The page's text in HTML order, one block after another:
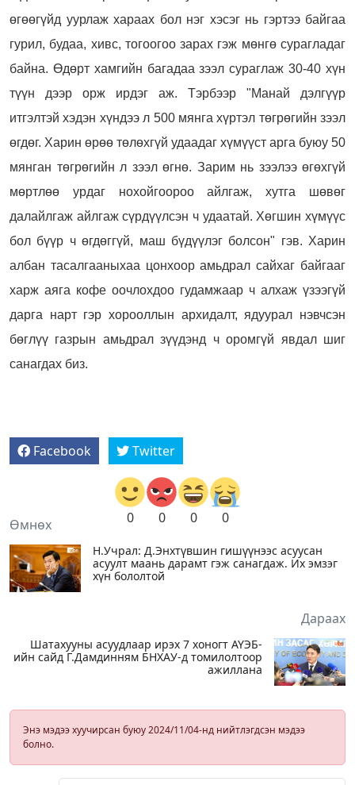
өгөөгүйд уурлаж хараах бол нэг хэсэг нь гэртээ байгаа
гурил, будаа, хивс, тогоогоо зарах гэж мөнгө сурагладаг
байна. Өдөрт хамгийн багадаа зээл сураглаж 30-40 хүн
түүн дээр орж ирдэг аж. Тэрбээр "Манай дэлгүүр
итгэлтэй хэдэн хүндээ л 500 мянга хүртэл төгрөгийн зээл
өгдөг. Харин өрөө төлөхгүй удаадаг хүмүүст арга буюу 50
мянган төгрөгийн л зээл өгнө. Зарим нь зээлээ өгөхгүй
мөртлөө урдаг нохойгоороо айлгаж, хутга шөвөг
далайлгаж айлгаж сүрдүүлсэн ч удаатай. Хөгшин хүмүүс
бол бүүр ч өгдөггүй, маш бүдүүлэг болсон" гэв. Харин
албан тасалгааныхаа цонхоор амьдрал сайхаг байгааг
харж аяга кофе оочлохдоо гудамжаар ч алхаж үзээгүй
дарга нарт гэр хорооллын архидалт, ядуурал нэвчсэн
бөглүү газрын амьдрал зүүдэнд ч оромгүй явдал шиг
санагдах биз.
Facebook Twitter
0 0 0 0
Өмнөх
Н.Учрал: Д.Энхтүвшин гишүүнээс асуусан
асуулт маань дарамт гэж санагдаж. Их эмзэг
хүн бололтой
Дараах
Шатахууны асуудлаар ирэх 7 хоногт АҮЭБ-
ийн сайд Г.Дамдинням БНХАУ-д томилолтоор
ажиллана
Энэ мэдээ хуучирсан буюу 2024/11/04-нд нийтлэгдсэн мэдээ
болно.